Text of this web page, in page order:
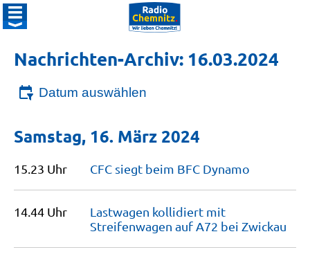
Nachrichten-Archiv: 16.03.2024
Datum auswählen
Samstag, 16. März 2024
15.23 Uhr CFC siegt beim BFC Dynamo
14.44 Uhr
Lastwagen kollidiert mit
Streifenwagen auf A72 bei Zwickau